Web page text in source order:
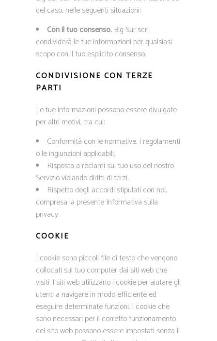
del caso, nelle seguenti situazioni:
Con il tuo consenso. Big Sur scrl
condividerà le tue informazioni per qualsiasi
scopo con il tuo esplicito consenso.
CONDIVISIONE CON TERZE
PARTI
Le tue informazioni possono essere divulgate
per altri motivi, tra cui:
Conformità con le normative, i regolamenti
o le ingiunzioni applicabili.
Risposta a reclami sul tuo uso del nostro
Servizio violando diritti di terzi.
Rispetto degli accordi stipulati con noi,
compresa la presente Informativa sulla
privacy.
COOKIE
I cookie sono piccoli file di testo che vengono
collocati sul tuo computer dai siti web che
visiti. I siti web utilizzano i cookie per aiutare gli
utenti a navigare in modo efficiente ed
eseguire determinate funzioni. I cookie che
sono necessari per il corretto funzionamento
del sito web possono essere impostati senza il